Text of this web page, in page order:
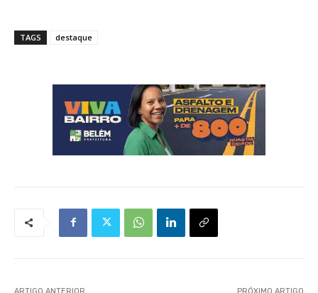
TAGS destaque
ARTIGO ANTERIOR PRÓXIMO ARTIGO